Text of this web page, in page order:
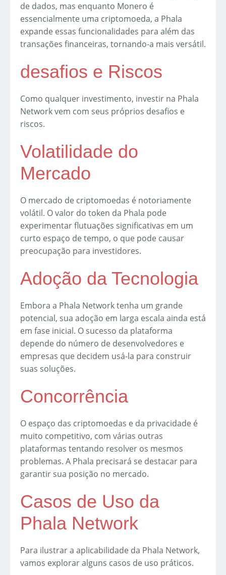
de dados, mas enquanto Monero é
essencialmente uma criptomoeda, a Phala
expande essas funcionalidades para além das
transações financeiras, tornando-a mais versátil.
desafios e Riscos
Como qualquer investimento, investir na Phala
Network vem com seus próprios desafios e
riscos.
Volatilidade do
Mercado
O mercado de criptomoedas é notoriamente
volátil. O valor do token da Phala pode
experimentar flutuações significativas em um
curto espaço de tempo, o que pode causar
preocupação para investidores.
Adoção da Tecnologia
Embora a Phala Network tenha um grande
potencial, sua adoção em larga escala ainda está
em fase inicial. O sucesso da plataforma
depende do número de desenvolvedores e
empresas que decidem usá-la para construir
suas soluções.
Concorrência
O espaço das criptomoedas e da privacidade é
muito competitivo, com várias outras
plataformas tentando resolver os mesmos
problemas. A Phala precisará se destacar para
garantir sua posição no mercado.
Casos de Uso da
Phala Network
Para ilustrar a aplicabilidade da Phala Network,
vamos explorar alguns casos de uso práticos.